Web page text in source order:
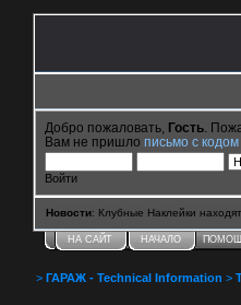
Добро пожаловать, Гость .
Вам не пришло письмо с
Войти
Новости: Клубные Наклейки
НА САЙТ НАЧАЛО
> ГАРАЖ - Technical Information >